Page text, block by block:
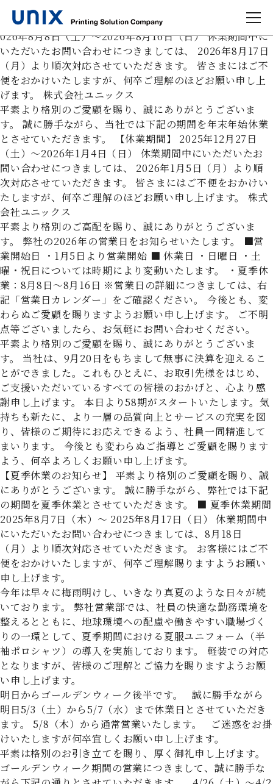
平素より格別のご愛顧を賜り、誠にありがとうございま
す。 弊社の夏季休業日は下記の通りです。 【休業期間】 2
026年8月8日（土）～2026年8月16日（日） 休業期間中に
いただいたお問い合わせにつきましては、 2026年8月17日
（月）より順次対応させていただきます。 皆さまにはご不
便をおかけいたしますが、何卒ご理解のほどお願い申し上
げます。 株式会社ユニックス
平素より格別のご愛顧を賜り、誠にありがとうございま
す。 誠に勝手ながら、当社では下記の期間を年末年始休業
とさせていただきます。 【休業期間】 2025年12月27日
（土）～2026年1月4日（日） 休業期間中にいただいたお
問い合わせにつきましては、 2026年1月5日（月）より順
次対応させていただきます。 皆さまにはご不便をおかけい
たしますが、何卒ご理解のほどお願い申し上げます。 株式
会社ユニックス
平素より格別のご高配を賜り、誠にありがとうございま
す。 弊社の2026年の営業日をお知らせいたします。 ■営
業開始日 ・1月5日より営業開始 ■ 休業日 ・日曜日 ・土
曜・祝日については時期により変動いたします。 ・夏季休
業：8月8日〜8月16日 ※営業日の詳細につきましては、右
記「営業日カレンダー」をご確認ください。 今後とも、変
わらぬご愛顧を賜りますようお願い申し上げます。 ご不明
点等ございましたら、お気軽にお問い合わせください。
平素より格別のご愛顧を賜り、誠にありがとうございま
す。 当社は、9月20日をもちまして無事に決算を迎えるこ
とができました。これもひとえに、お取引先様をはじめ、
ご支援いただいているすべての皆様のおかげと、心より感
謝申し上げます。 本日より58期がスタートいたします。気
持ちも新たに、より一層の品質向上とサービスの充実を図
り、皆様のご期待にお応えできるよう、社員一同精進して
まいります。 今後とも変わらぬご指導とご愛顧を賜ります
よう、何卒よろしくお願い申し上げます。
【夏季休業のお知らせ】 平素より格別のご愛顧を賜り、誠
にありがとうございます。 誠に勝手ながら、弊社では下記
の期間を夏季休業とさせていただきます。 ■ 夏季休業期間
2025年8月7日（木）～ 2025年8月17日（日） 休業期間中
にいただいたお問い合わせにつきましては、8月18日
（月）より順次対応させていただきます。 お客様にはご不
便をおかけいたしますが、何卒ご理解賜りますようお願い
申し上げます。
今年は早々に梅雨明けし、いきなり真夏のような日々が続
いております。 弊社営業部では、社員の快適な勤務環境を
整えるとともに、地球環境への配慮や働きやすい職場づく
りの一環として、夏季期間における夏服ユニフォーム（半
袖ポロシャツ）の導入を実施しております。 軽装での対応
となりますが、皆様のご理解とご協力を賜りますようお願
い申し上げます。
明日からゴールデンウィーク後半です。 誠に勝手ながら
明日5/3（土）から5/7（水）まで休業日とさせていただき
ます。 5/8（木）から通常営業いたします。 ご迷惑をお掛
けいたしますが何卒宜しくお願い申し上げます。
平素は格別のお引き立てを賜り、厚く御礼申し上げます。
ゴールデンウィーク期間の営業につきまして、誠に勝手な